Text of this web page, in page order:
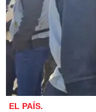
EL PAÍS.